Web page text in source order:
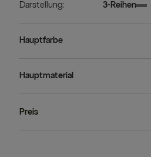
Darstellung: 3-Reihen
Hauptfarbe
Hauptmaterial
Preis